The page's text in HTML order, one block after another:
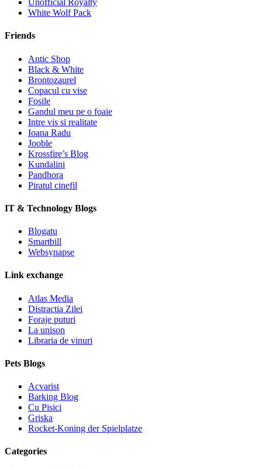
Unofficial Royalty
White Wolf Pack
Friends
Antic Shop
Black & White
Brontozaurel
Copacul cu vise
Fosile
Gandul meu pe o foaie
Intre vis si realitate
Ioana Radu
Jooble
Krossfire’s Blog
Kundalini
Pandhora
Piratul cinefil
IT & Technology Blogs
Blogatu
Smartbill
Websynapse
Link exchange
Atlas Media
Distractia Zilei
Foraje puturi
La unison
Libraria de vinuri
Pets Blogs
Acvarist
Barking Blog
Cu Pisici
Griska
Rocket-Koning der Spielplatze
Categories